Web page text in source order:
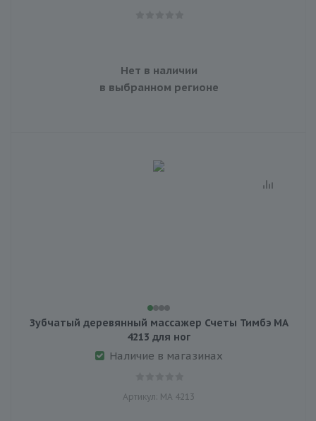
Нет в наличии
в выбранном регионе
Зубчатый деревянный массажер Счеты Тимбэ МА
4213 для ног
Наличие в магазинах
Артикул: МА 4213